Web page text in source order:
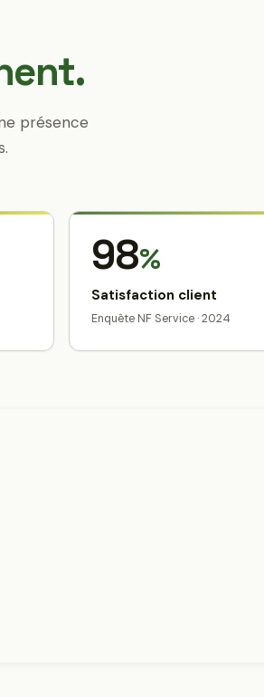
présence
98%
Satisfaction client
Enquête NF Service · 2024